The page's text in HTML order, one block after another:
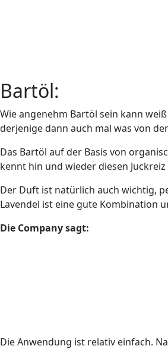
Bartöl:
Wie angenehm Bartöl sein kann
derjenige dann auch mal was von
Das Bartöl auf der Basis von
kennt hin und wieder diesen
Der Duft ist natürlich auch wichtig,
Lavendel ist eine gute Kombination
Die Company sagt:
Die Anwendung ist relativ einfach.